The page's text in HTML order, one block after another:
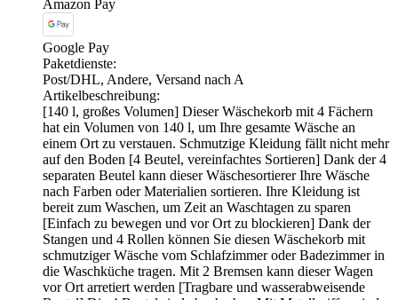
Amazon Pay
Google Pay
Paketdienste:
Post/DHL, Andere, Versand nach A
Artikelbeschreibung:
[140 l, großes Volumen] Dieser Wäschekorb mit 4 Fächern
hat ein Volumen von 140 l, um Ihre gesamte Wäsche an
einem Ort zu verstauen. Schmutzige Kleidung fällt nicht mehr
auf den Boden [4 Beutel, vereinfachtes Sortieren] Dank der 4
separaten Beutel kann dieser Wäschesortierer Ihre Wäsche
nach Farben oder Materialien sortieren. Ihre Kleidung ist
bereit zum Waschen, um Zeit an Waschtagen zu sparen
[Einfach zu bewegen und vor Ort zu blockieren] Dank der
Stangen und 4 Rollen können Sie diesen Wäschekorb mit
schmutziger Wäsche vom Schlafzimmer oder Badezimmer in
die Waschküche tragen. Mit 2 Bremsen kann dieser Wagen
vor Ort arretiert werden [Tragbare und wasserabweisende